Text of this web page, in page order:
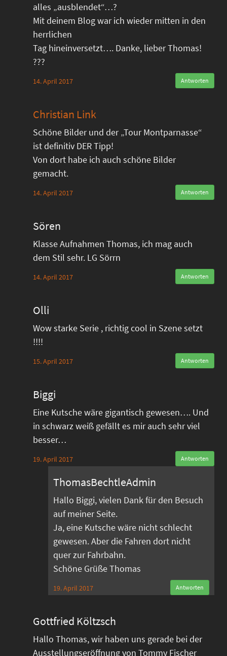
alles „ausblendet“…?
Mit deinem Blog war ich wieder mitten in den
herrlichen
Tag hineinversetzt…. Danke, lieber Thomas!
???
14. April 2017 Antworten
Christian Link
Schöne Bilder und der „Tour Montparnasse“
ist definitiv DER Tipp!
Von dort habe ich auch schöne Bilder
gemacht.
14. April 2017 Antworten
Sören
Klasse Aufnahmen Thomas, ich mag auch
dem Stil sehr. LG Sörrn
14. April 2017 Antworten
Olli
Wow starke Serie , richtig cool in Szene setzt
!!!!
15. April 2017 Antworten
Biggi
Eine Kutsche wäre gigantisch gewesen…. Und
in schwarz weiß gefällt es mir auch sehr viel
besser…
19. April 2017 Antworten
ThomasBechtleAdmin
Hallo Biggi, vielen Dank für den Besuch
auf meiner Seite.
Ja, eine Kutsche wäre nicht schlecht
gewesen. Aber die Fahren dort nicht
quer zur Fahrbahn.
Schöne Grüße Thomas
19. April 2017 Antworten
Gottfried Költzsch
Hallo Thomas, wir haben uns gerade bei der
Ausstellungseröffnung von Tommy Fischer